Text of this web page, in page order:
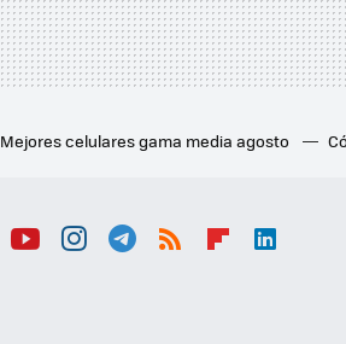
Mejores celulares gama media agosto